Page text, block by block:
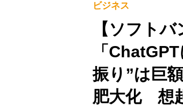
ビジネス
【ソフト
「
振り”は巨
肥大化 想